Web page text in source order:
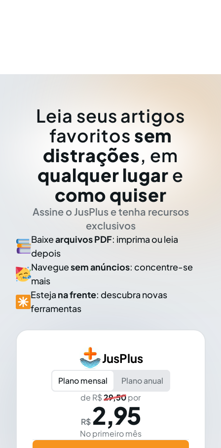
Leia seus artigos
favoritos sem
distrações, em
qualquer lugar e
como quiser
Assine o JusPlus e tenha recursos
exclusivos
Baixearquivos PDF: imprima ou leia
depois
Naveguesem anúncios: concentre-se
mais
Esteja na frente: descubra novas
ferramentas
JusPlus
Plano mensal
Plano anual
de R$29,50por
R$ 2,95
No primeiro mês